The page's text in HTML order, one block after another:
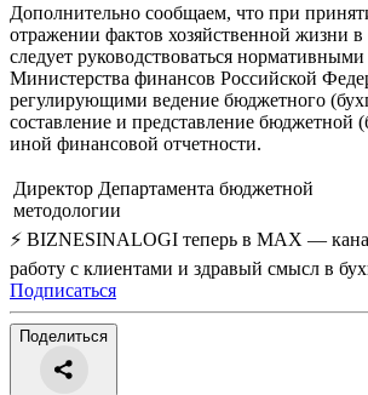
Дополнительно сообщаем, что при
отражении фактов хозяйственной жизни
следует руководствоваться
Министерства финансов Российской
регулирующими ведение бюджетного
составление и представление бюджетной
иной финансовой отчетности.
Директор Департамента бюджетной
методологии
⚡ BIZNESINALOGI теперь в MAX —
работу с клиентами и здравый смысл в
Подписаться
Поделиться